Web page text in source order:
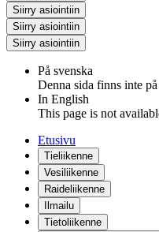
Siirry asiointiin
Siirry asiointiin
Siirry asiointiin
På svenska
Denna sida finns inte på
In English
This page is not
Etusivu
Tieliikenne
Vesiliikenne
Raideliikenne
Ilmailu
Tietoliikenne